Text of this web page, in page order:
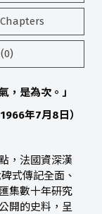
，是為次。」
年7月8日）
，法國資深漢
式傳記全面、
集數十年研究
開的史料，呈